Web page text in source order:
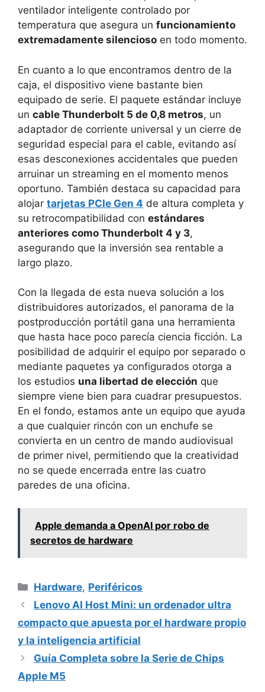
ventilador inteligente controlado por
temperatura que asegura un funcionamiento
extremadamente silencioso en todo momento.
En cuanto a lo que encontramos dentro de la
caja, el dispositivo viene bastante bien
equipado de serie. El paquete estándar incluye
un cable Thunderbolt 5 de 0,8 metros, un
adaptador de corriente universal y un cierre de
seguridad especial para el cable, evitando así
esas desconexiones accidentales que pueden
arruinar un streaming en el momento menos
oportuno. También destaca su capacidad para
alojar tarjetas PCIe Gen 4 de altura completa y
su retrocompatibilidad con estándares
anteriores como Thunderbolt 4 y 3,
asegurando que la inversión sea rentable a
largo plazo.
Con la llegada de esta nueva solución a los
distribuidores autorizados, el panorama de la
postproducción portátil gana una herramienta
que hasta hace poco parecía ciencia ficción. La
posibilidad de adquirir el equipo por separado o
mediante paquetes ya configurados otorga a
los estudios una libertad de elección que
siempre viene bien para cuadrar presupuestos.
En el fondo, estamos ante un equipo que ayuda
a que cualquier rincón con un enchufe se
convierta en un centro de mando audiovisual
de primer nivel, permitiendo que la creatividad
no se quede encerrada entre las cuatro
paredes de una oficina.
Apple demanda a OpenAI por robo de
secretos de hardware
Categorías
Hardware, Periféricos
Lenovo AI Host Mini: un ordenador ultra
compacto que apuesta por el hardware propio
y la inteligencia artificial
Guía Completa sobre la Serie de Chips
Apple M5